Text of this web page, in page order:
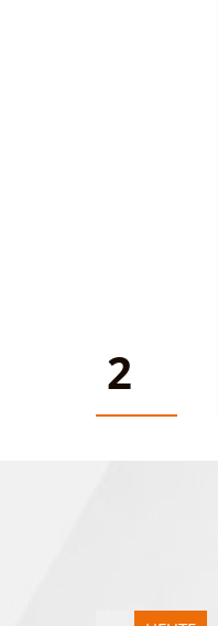
2